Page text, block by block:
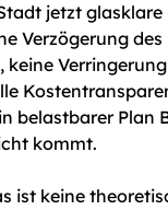
jetzt
Verzögerung des
keine
belastbarer Plan
kommt.
ist keine